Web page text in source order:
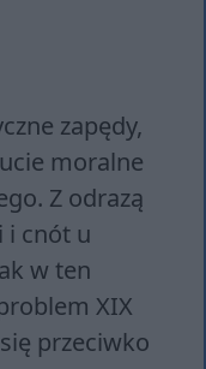
zapędy,
moralne
Z odrazą
i cnót u
w ten
XIX
przeciwko